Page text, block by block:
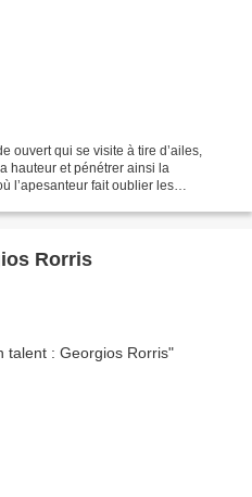
ouvert qui se visite à tire d’ailes,
hauteur et pénétrer ainsi la
l’apesanteur fait oublier les
Rorris